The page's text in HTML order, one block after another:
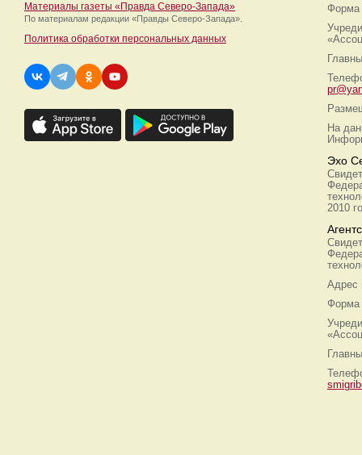
Материалы газеты «Правда Северо-Запада»
По материалам редакции «Правды Северо-Запада».
Политика обработки персональных данных
Форма
На
Эхо
2010
Адрес
Форма